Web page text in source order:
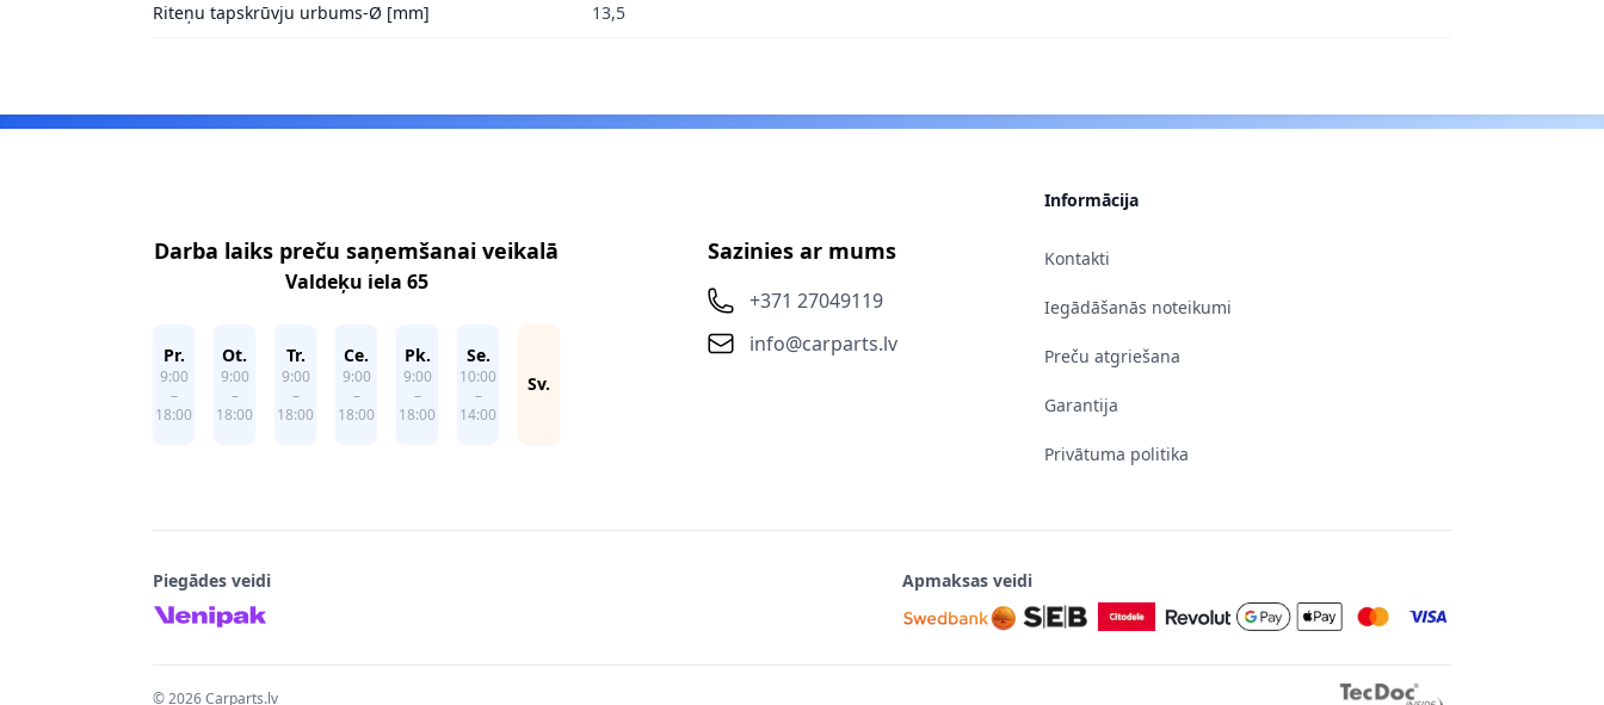
Riteņu tapskrūvju urbums-Ø [mm] 13,5
Darba laiks preču saņemšanai veikalā
Valdeķu iela 65
Pr.
9:00
–
18:00
Ot.
9:00
–
18:00
Tr.
9:00
–
18:00
Ce.
9:00
–
18:00
Pk.
9:00
–
18:00
Se.
10:00
–
14:00
Sv.
Sazinies ar mums
+371 27049119
info@carparts.lv
Informācija
Kontakti
Iegādāšanās noteikumi
Preču atgriešana
Garantija
Privātuma politika
Piegādes veidi Apmaksas veidi
©2026Carparts.lv